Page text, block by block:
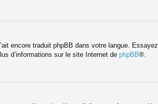
encore traduit phpBB dans votre langue.
d’informations sur le site Internet de phpBB®.